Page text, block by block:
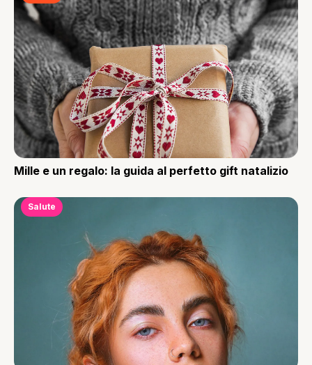
Mille e un regalo: la guida al perfetto gift natalizio
Salute